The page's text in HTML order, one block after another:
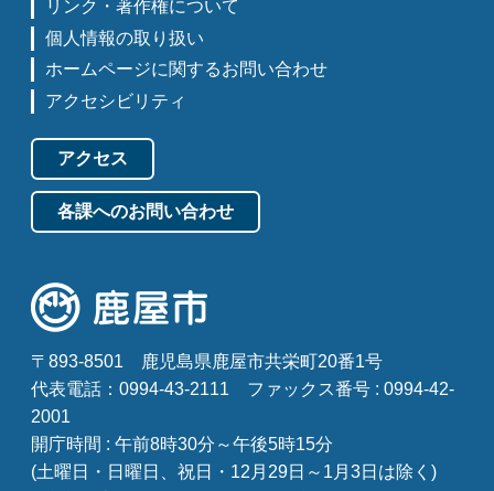
リンク・著作権について
個人情報の取り扱い
ホームページに関するお問い合わせ
アクセシビリティ
アクセス
各課へのお問い合わせ
〒893-8501
鹿児島県鹿屋市共栄町20番1号
代表電話：0994-43-2111
ファックス番号 : 0994-42-
2001
開庁時間 : 午前8時30分～午後5時15分
(土曜日・日曜日、祝日・12月29日～1月3日は除く)